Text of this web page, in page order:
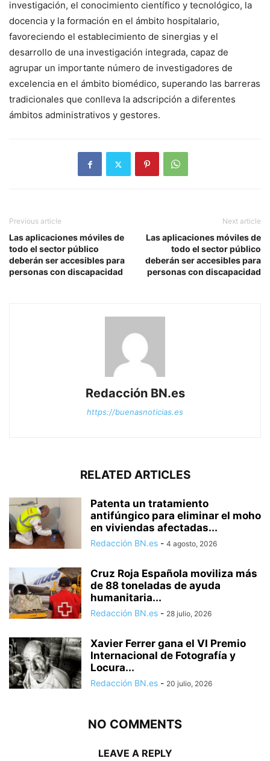
investigación, el conocimiento científico y tecnológico, la
docencia y la formación en el ámbito hospitalario,
favoreciendo el establecimiento de sinergias y el
desarrollo de una investigación integrada, capaz de
agrupar un importante número de investigadores de
excelencia en el ámbito biomédico, superando las barreras
tradicionales que conlleva la adscripción a diferentes
ámbitos administrativos y gestores.
Previous article
Las aplicaciones móviles de
todo el sector público
deberán ser accesibles para
personas con discapacidad
Next article
Las aplicaciones móviles de
todo el sector público
deberán ser accesibles para
personas con discapacidad
Redacción BN.es
https://buenasnoticias.es
RELATED ARTICLES
Patenta un tratamiento
antifúngico para eliminar el moho
en viviendas afectadas...
Redacción BN.es - 4 agosto, 2026
Cruz Roja Española moviliza más
de 88 toneladas de ayuda
humanitaria...
Redacción BN.es - 28 julio, 2026
Xavier Ferrer gana el VI Premio
Internacional de Fotografía y
Locura...
Redacción BN.es - 20 julio, 2026
NO COMMENTS
LEAVE A REPLY